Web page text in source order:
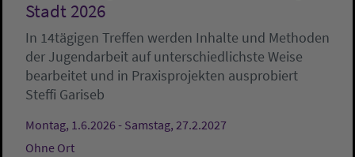
Stadt 2026
In 14tägigen Treffen werden Inhalte und Methoden
der Jugendarbeit auf unterschiedlichste Weise
bearbeitet und in Praxisprojekten ausprobiert
Steffi Gariseb
Montag, 1.6.2026 - Samstag, 27.2.2027
Ohne Ort